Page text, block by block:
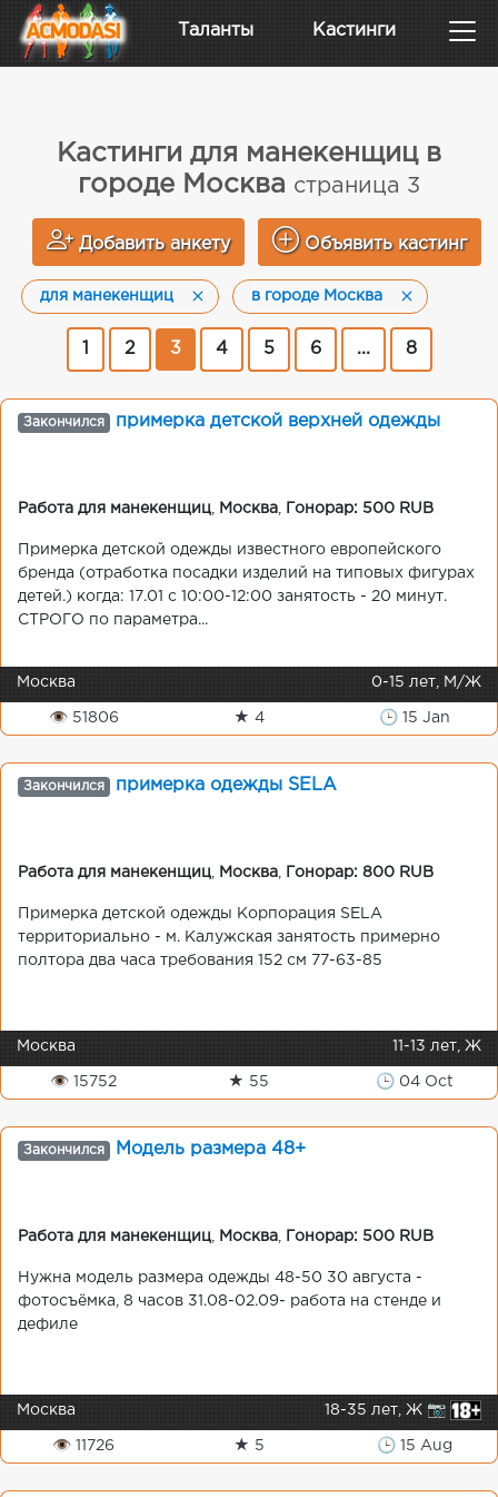
Таланты Кастинги
Кастинги для манекенщиц в
городе Москва страница 3
Добавить анкету Объявить кастинг
для манекенщиц в городе Москва
2 3 4 5 6 ... 8
Закончился примерка детской верхней одежды
Работа для манекенщиц Москва Гонорар: 500 RUB
Примерка детской одежды известного европейского
бренда (отработка посадки изделий на типовых фигурах
детей.) когда: 17.01 с 10:00-12:00 занятость - 20 минут.
СТРОГО по параметра...
Москва 0-15 лет, М/Ж
👁 51806 ★ 4 🕒 15 Jan
Закончился примерка одежды SELA
Работа для манекенщиц Москва Гонорар: 800 RUB
Примерка детской одежды Корпорация SELA
территориально - м. Калужская занятость примерно
полтора два часа требования 152 см 77-63-85
Москва 11-13 лет, Ж
👁 15752 ★ 55 🕒 04 Oct
Закончился Модель размера 48+
Работа для манекенщиц Москва Гонорар: 500 RUB
Нужна модель размера одежды 48-50 30 августа -
фотосъёмка, 8 часов 31.08-02.09- работа на стенде и
дефиле
Москва 18-35 лет, Ж 📷
👁 11726 ★ 5 🕒 15 Aug